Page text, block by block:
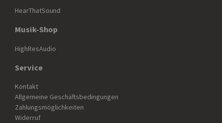
HearThatSound
Musik-Shop
HighResAudio
Service
Kontakt
Allgemeine Geschäftsbedingungen
Zahlungsmöglichkeiten
Widerruf